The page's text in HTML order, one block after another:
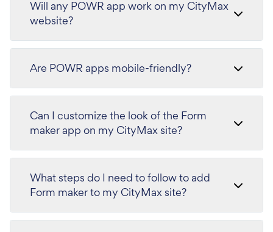
Will any POWR app work on my CityMax
website?
Are POWR apps mobile-friendly?
Can I customize the look of the Form
maker app on my CityMax site?
What steps do I need to follow to add
Form maker to my CityMax site?